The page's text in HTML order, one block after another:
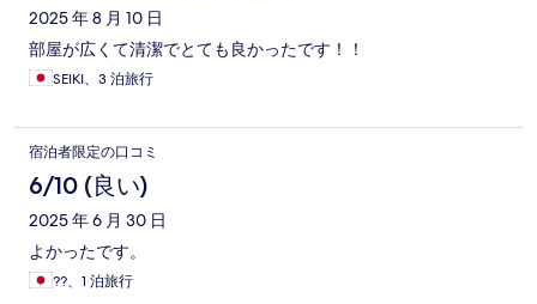
2025 年 8 月 10 日
部屋が広くて清潔でとても良かったです！！
SEIKI、3 泊旅行
宿泊者限定の口コミ
6/10 (良い)
2025 年 6 月 30 日
よかったです。
??、1 泊旅行